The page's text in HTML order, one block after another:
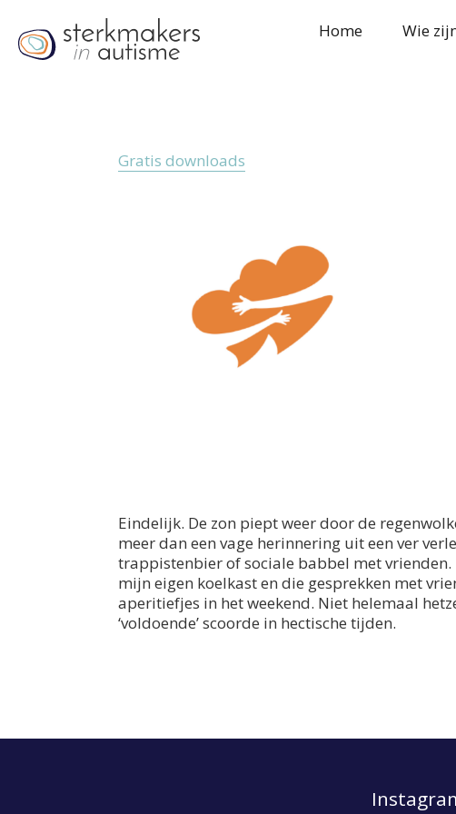
Home Wie
Gratis downloads
Eindelijk. De zon piept weer door de
meer dan een vage herinnering uit een ver
trappistenbier of sociale babbel met
mijn eigen koelkast en die gesprekken met
aperitiefjes in het weekend. Niet helemaal
‘voldoende’ scoorde in hectische tijden.